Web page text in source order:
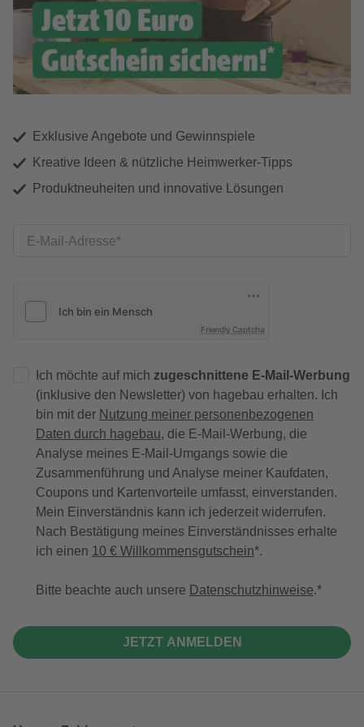
Exklusive Angebote und Gewinnspiele
Kreative Ideen & nützliche Heimwerker-Tipps
Produktneuheiten und innovative Lösungen
E-Mail-Adresse
Friendly Captcha
Ich möchte auf mich zugeschnittene E-Mail-Werbung
(inklusive den Newsletter) von hagebau erhalten. Ich
bin mit der Nutzung meiner personenbezogenen
Daten durch hagebau, die E-Mail-Werbung, die
Analyse meines E-Mail-Umgangs sowie die
Zusammenführung und Analyse meiner Kaufdaten,
Coupons und Kartenvorteile umfasst, einverstanden.
Mein Einverständnis kann ich jederzeit widerrufen.
Nach Bestätigung meines Einverständnisses erhalte
ich einen 10 € Willkommensgutschein*.
Bitte beachte auch unsere Datenschutzhinweise.
JETZT ANMELDEN